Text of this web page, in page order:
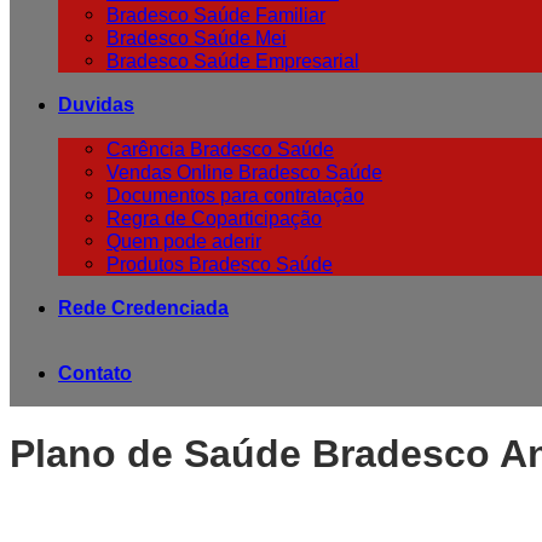
Bradesco Saúde Familiar
Bradesco Saúde Mei
Bradesco Saúde Empresarial
Duvidas
Carência Bradesco Saúde
Vendas Online Bradesco Saúde
Documentos para contratação
Regra de Coparticipação
Quem pode aderir
Produtos Bradesco Saúde
Rede Credenciada
Contato
Plano de Saúde Bradesco